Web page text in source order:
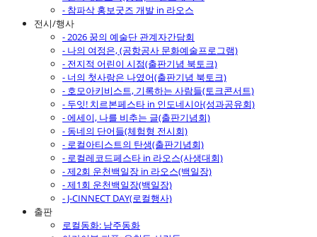
- 참파삭 홍보굿즈 개발 in 라오스
전시/행사
- 2026 꿈의 예술단 관계자간담회
- 나의 여정은, (공항공사 문화예술프로그램)
- 전지적 어린이 시점(출판기념 북토크)
- 너의 첫사랑은 나였어(출판기념 북토크)
- 호모아키비스트, 기록하는 사람들(토크콘서트)
- 두잇! 치르본페스타 in 인도네시아(성과공유회)
- 에세이, 나를 비추는 글(출판기념회)
- 동네의 단어들(체험형 전시회)
- 로컬아티스트의 탄생(출판기념회)
- 로컬레코드페스타 in 라오스(사생대회)
- 제2회 운천백일장 in 라오스(백일장)
- 제1회 운천백일장(백일장)
- J-CINNECT DAY(로컬행사)
출판
로컬동화: 남주동화